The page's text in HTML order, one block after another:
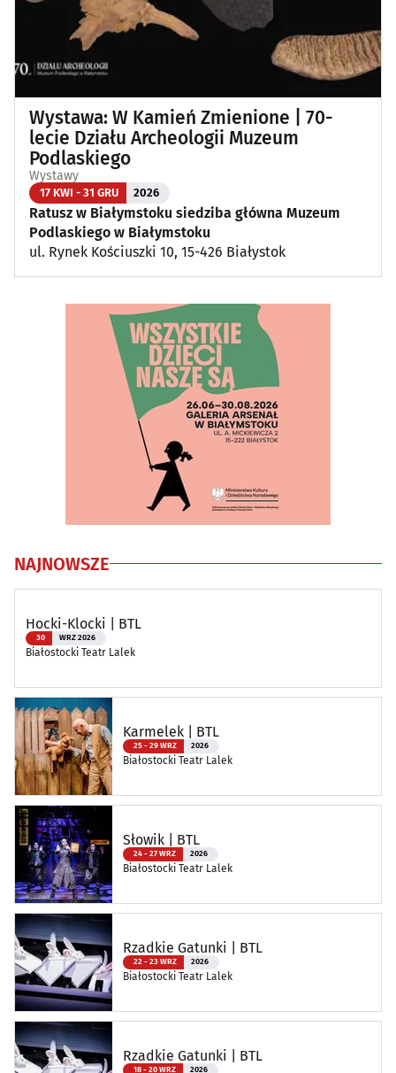
Wystawa: W Kamień Zmienione | 70-
lecie Działu Archeologii Muzeum
Podlaskiego
Wystawy
17 KWI - 31 GRU 2026
Ratusz w Białymstoku siedziba główna Muzeum
Podlaskiego w Białymstoku
ul. Rynek Kościuszki 10, 15-426 Białystok
NAJNOWSZE
Hocki-Klocki | BTL
30 WRZ 2026
Białostocki Teatr Lalek
Karmelek | BTL
25 - 29 WRZ 2026
Białostocki Teatr Lalek
Słowik | BTL
24 - 27 WRZ 2026
Białostocki Teatr Lalek
Rzadkie Gatunki | BTL
22 - 23 WRZ 2026
Białostocki Teatr Lalek
Rzadkie Gatunki | BTL
18 - 20 WRZ 2026